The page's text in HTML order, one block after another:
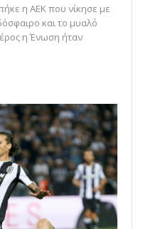
η ΑΕΚ που νίκησε με
και το μυαλό
η Ένωση ήταν